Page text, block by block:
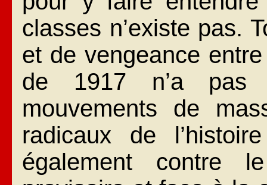
classes n’existe pas.
et de vengeance
de 1917 n’a pas
mouvements de
radicaux de
également contre